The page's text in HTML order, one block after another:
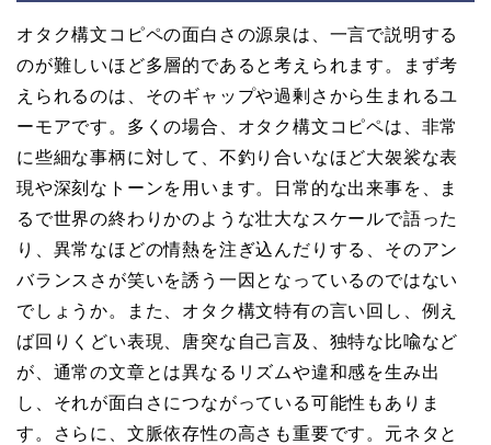
オタク構文コピペの面白さの源泉は、一言で説明する
のが難しいほど多層的であると考えられます。まず考
えられるのは、そのギャップや過剰さから生まれるユ
ーモアです。多くの場合、オタク構文コピペは、非常
に些細な事柄に対して、不釣り合いなほど大袈裟な表
現や深刻なトーンを用います。日常的な出来事を、ま
るで世界の終わりかのような壮大なスケールで語った
り、異常なほどの情熱を注ぎ込んだりする、そのアン
バランスさが笑いを誘う一因となっているのではない
でしょうか。また、オタク構文特有の言い回し、例え
ば回りくどい表現、唐突な自己言及、独特な比喩など
が、通常の文章とは異なるリズムや違和感を生み出
し、それが面白さにつながっている可能性もありま
す。さらに、文脈依存性の高さも重要です。元ネタと